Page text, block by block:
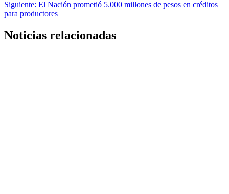
Siguiente: El Nación prometió 5.000 millones de pesos en créditos
para productores
Noticias relacionadas